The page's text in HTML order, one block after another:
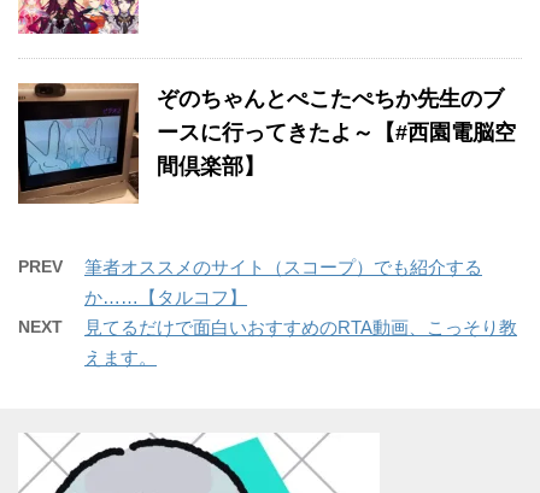
ぞのちゃんとぺこたぺちか先生のブ
ースに行ってきたよ～【#西園電脳空
間倶楽部】
PREV
筆者オススメのサイト（スコープ）でも紹介する
か……【タルコフ】
NEXT
見てるだけで面白いおすすめのRTA動画、こっそり教
えます。